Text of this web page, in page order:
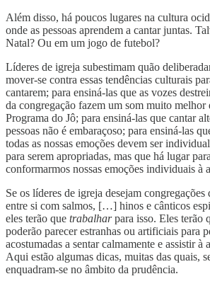
Além disso, há poucos lugares na cultura
onde as pessoas aprendem a cantar juntas.
Natal? Ou em um jogo de futebol?
Líderes de igreja subestimam quão
mover-se contra essas tendências culturais
cantarem; para ensiná-las que as vozes
da congregação fazem um som muito melhor
Programa do Jô; para ensiná-las que cantar
pessoas não é embaraçoso; para ensiná-las
todas as nossas emoções devem ser
para serem apropriadas, mas que há lugar
conformarmos nossas emoções individuais à
Se os líderes de igreja desejam
entre si com salmos, […] hinos e cânticos
eles terão que trabalharpara isso. Eles terão
poderão parecer estranhas ou artificiais para
acostumadas a sentar calmamente e assistir à
Aqui estão algumas dicas, muitas das quais,
enquadram-se no âmbito da prudência.